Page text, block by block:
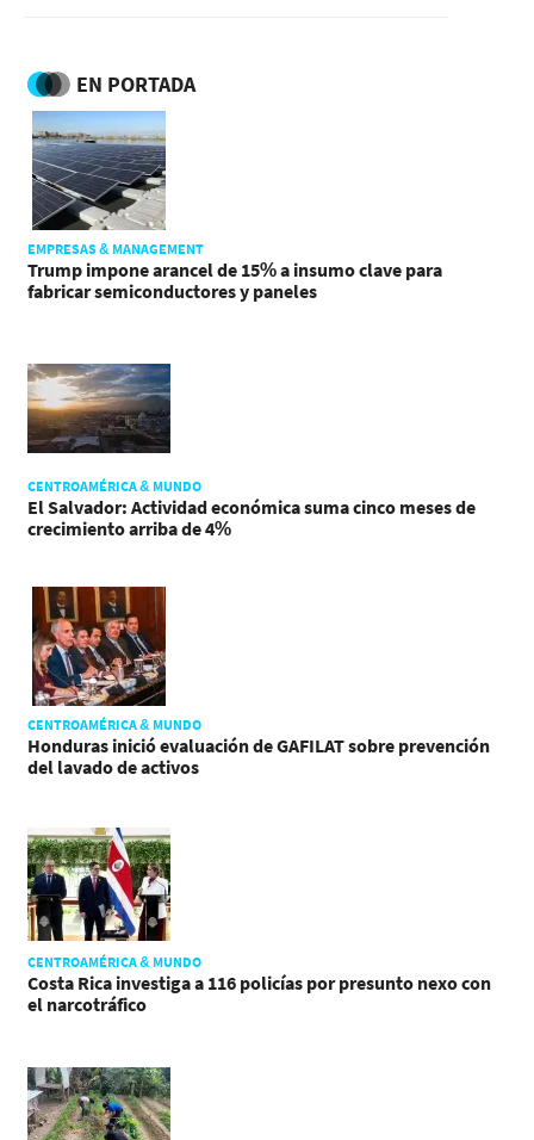
EN PORTADA
EMPRESAS & MANAGEMENT
Trump impone arancel de 15% a insumo clave para
fabricar semiconductores y paneles
CENTROAMÉRICA & MUNDO
El Salvador: Actividad económica suma cinco meses de
crecimiento arriba de 4%
CENTROAMÉRICA & MUNDO
Honduras inició evaluación de GAFILAT sobre prevención
del lavado de activos
CENTROAMÉRICA & MUNDO
Costa Rica investiga a 116 policías por presunto nexo con
el narcotráfico